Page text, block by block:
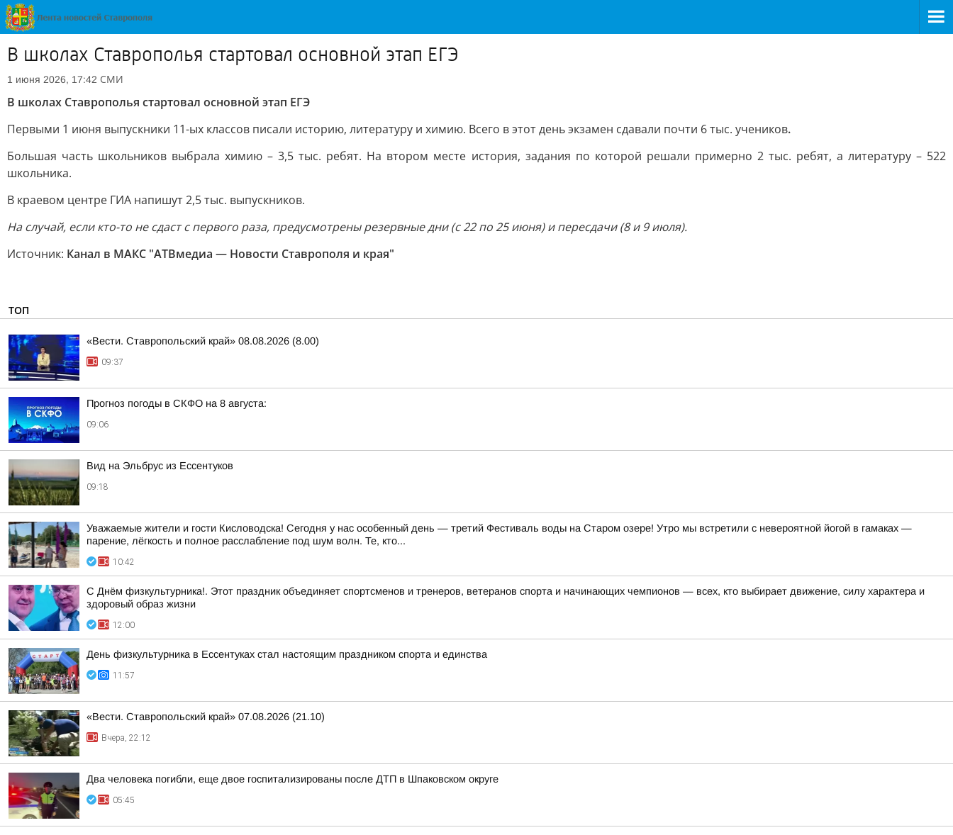
В школах Ставрополья стартовал основной этап ЕГЭ
1 июня 2026, 17:42 СМИ
В школах Ставрополья стартовал основной этап ЕГЭ
Первыми 1 июня выпускники 11-ых классов писали историю, литературу и химию. Всего в этот день экзамен сдавали почти 6 тыс. учеников.
Большая часть школьников выбрала химию – 3,5 тыс. ребят. На втором месте история, задания по которой решали примерно 2 тыс. ребят, а литературу – 522
школьника.
В краевом центре ГИА напишут 2,5 тыс. выпускников.
На случай, если кто-то не сдаст с первого раза, предусмотрены резервные дни (с 22 по 25 июня) и пересдачи (8 и 9 июля).
Источник: Канал в МАКС "АТВмедиа — Новости Ставрополя и края"
ТОП
«Вести. Ставропольский край» 08.08.2026 (8.00)
09:37
Прогноз погоды в СКФО на 8 августа:
09:06
Вид на Эльбрус из Ессентуков
09:18
Уважаемые жители и гости Кисловодска! Сегодня у нас особенный день — третий Фестиваль воды на Старом озере! Утро мы встретили с невероятной йогой в гамаках —
парение, лёгкость и полное расслабление под шум волн. Те, кто...
10:42
С Днём физкультурника!. Этот праздник объединяет спортсменов и тренеров, ветеранов спорта и начинающих чемпионов — всех, кто выбирает движение, силу характера и
здоровый образ жизни
12:00
День физкультурника в Ессентуках стал настоящим праздником спорта и единства
11:57
«Вести. Ставропольский край» 07.08.2026 (21.10)
Вчера, 22:12
Два человека погибли, еще двое госпитализированы после ДТП в Шпаковском округе
05:45